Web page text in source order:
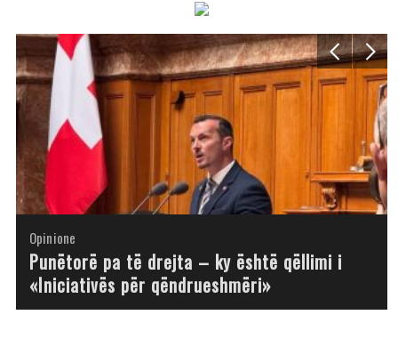
Opinione
Opinione
Punëtorë pa të drejta – ky është qëllimi i
«Iniciativës për qëndrueshmëri»
Opinione
Opinione
Opinione
Opinione
Opinione
Opinione